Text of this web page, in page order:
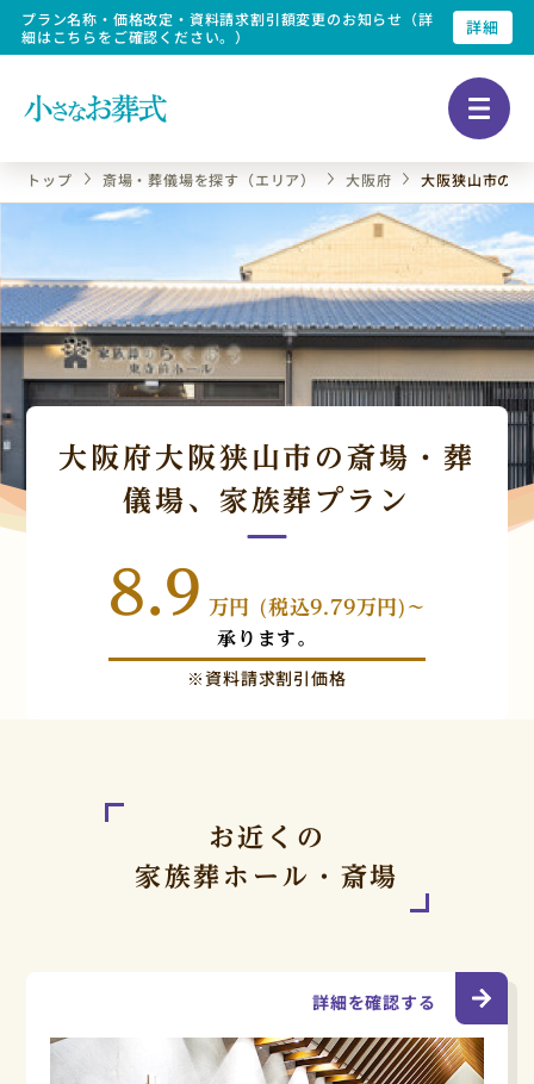
プラン名称・価格改定・資料請求割引額変更のお知らせ（詳
細はこちらをご確認ください。）
詳細
トップ 斎場・葬儀場を探す（エリア） 大阪府 大阪狭山市の斎
大阪府大阪狭山市の斎場・葬
儀場、家族葬プラン
8.9 万円 (税込9.79万円)~
承ります。
※資料請求割引価格
お近くの
家族葬ホール・斎場
詳細を確認する